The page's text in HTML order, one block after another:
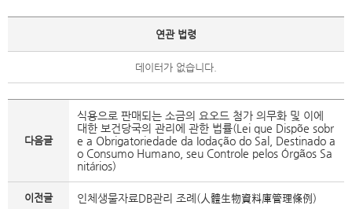
연관 법령
데이터가 없습니다.
다음글
식용으로 판매되는 소금의 요오드 첨가 의무화 및 이에
대한 보건당국의 관리에 관한 법률(Lei que Dispõe sobr
e a Obrigatoriedade da Iodação do Sal, Destinado a
o Consumo Humano, seu Controle pelos Órgãos Sa
nitários)
이전글 인체생물자료DB관리 조례(人體生物資料庫管理條例)